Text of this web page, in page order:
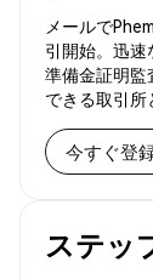
メールで
引開始。迅速
準備金証明監
できる取引所
今すぐ登
ステッ